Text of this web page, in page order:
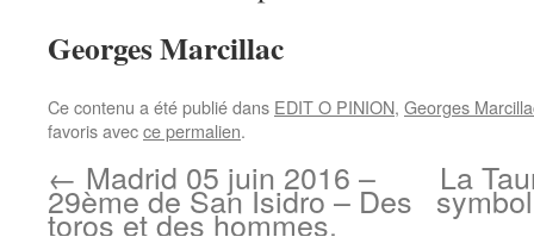
Georges Marcillac
Ce contenu a été publié dans EDIT O PINION, Georges
favoris avecce permalien.
← Madrid 05 juin 2016 –
29ème de San Isidro – Des
toros et des hommes.
La